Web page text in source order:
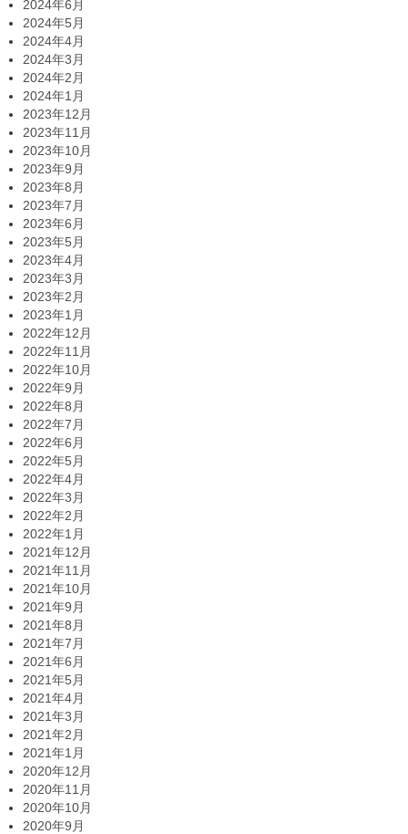
2024年6月
2024年5月
2024年4月
2024年3月
2024年2月
2024年1月
2023年12月
2023年11月
2023年10月
2023年9月
2023年8月
2023年7月
2023年6月
2023年5月
2023年4月
2023年3月
2023年2月
2023年1月
2022年12月
2022年11月
2022年10月
2022年9月
2022年8月
2022年7月
2022年6月
2022年5月
2022年4月
2022年3月
2022年2月
2022年1月
2021年12月
2021年11月
2021年10月
2021年9月
2021年8月
2021年7月
2021年6月
2021年5月
2021年4月
2021年3月
2021年2月
2021年1月
2020年12月
2020年11月
2020年10月
2020年9月